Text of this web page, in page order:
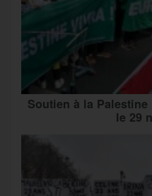
Soutien à la
le 29